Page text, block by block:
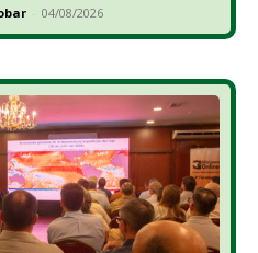
- 04/08/2026